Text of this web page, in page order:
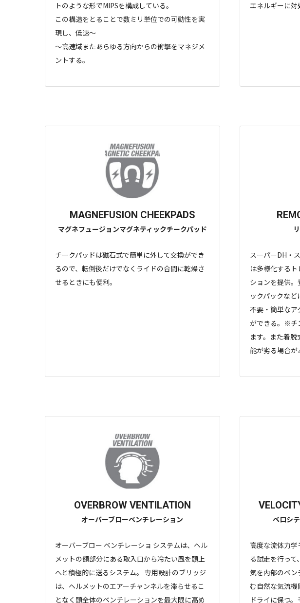
トのような形でMIPSを構成している。
この構造をとることで数ミリ単位での可動性を実
現し、低速～
～高速域またあらゆる方向からの衝撃をマネジメ
ントする。
エネルギーに対
MAGNEFUSION CHEEKPADS
マグネフュージョンマグネティックチークパッド
チークパッドは磁石式で簡単に外して交換ができ
るので、転倒後だけでなくライドの合間に乾燥さ
せるときにも便利。
スーパーDH・
は多様化する
ションを提供
ックパックな
不要・簡単なア
ができる。※チ
ます。また着
能が劣る場合が
OVERBROW VENTILATION
オーバーブローベンチレーション
オーバーブロー ベンチレーショ システムは、ヘル
メットの額部分にある取入口から冷たい風を頭上
へと積極的に送るシステム。 専用設計のブリッジ
は、ヘルメットのエアーチャンネルを滞らせるこ
となく頭全体のベンチレーションを最大限に高め
ベロシ
高度な流体力
る試走を行っ
気を内部のベン
む自然な気流機
ドライに保つ